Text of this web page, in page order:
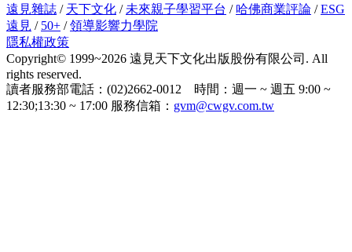
遠見雜誌 / 天下文化 / 未來親子學習平台 / 哈佛商業評論 /ESG
遠見 / 50+ /領導影響力學院
隱私權政策
Copyright© 1999~2026 遠見天下文化出版股份有限公司. All
rights reserved.
讀者服務部電話：(02)2662-0012 時間：週一 ~ 週五 9:00 ~
12:30;13:30 ~ 17:00 服務信箱： gvm@cwgv.com.tw